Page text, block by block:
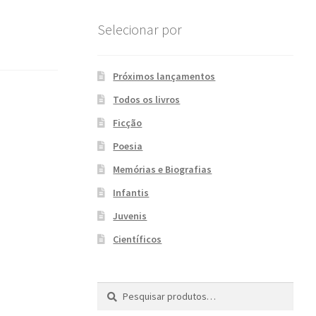
Selecionar por
Próximos lançamentos
Todos os livros
Ficção
Poesia
Memórias e Biografias
Infantis
Juvenis
Científicos
Pesquisar